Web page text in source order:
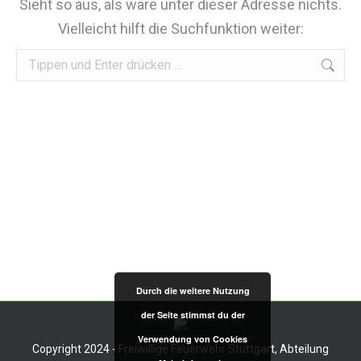
Sieht so aus, als wäre unter dieser Adresse nichts.
Vielleicht hilft die Suchfunktion weiter:
Copyright 2024 - Freiwillige Feuerwehr Stuttgart, Abteilung
Durch die weitere Nutzung
der Seite stimmst du der
Verwendung von Cookies